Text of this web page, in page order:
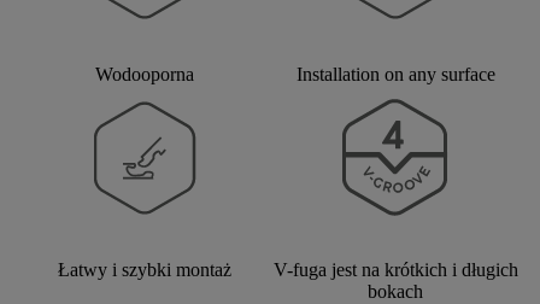
Wodooporna Installation on any surface
Łatwy i szybki montaż
V-fuga jest na krótkich i długich
bokach